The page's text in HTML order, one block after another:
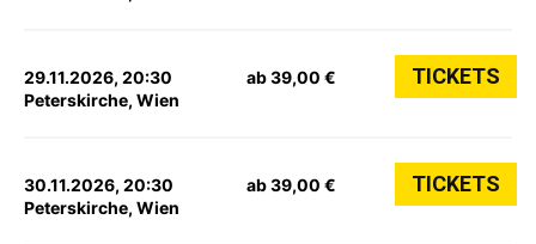
29.11.2026, 20:30
Peterskirche, Wien
ab 39,00 € TICKETS
30.11.2026, 20:30
Peterskirche, Wien
ab 39,00 € TICKETS